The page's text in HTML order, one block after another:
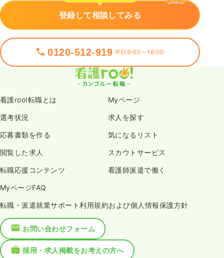
登録して相談してみる
0120-512-919 平日9:00～18:00
看護roo!転職とは Myページ
選考状況 求人を探す
応募書類を作る 気になるリスト
閲覧した求人 スカウトサービス
転職応援コンテンツ 看護師派遣で働く
MyページFAQ
転職・派遣就業サポート利用規約および個人情報保護方針
お問い合わせフォーム
採用・求人掲載をお考えの方へ